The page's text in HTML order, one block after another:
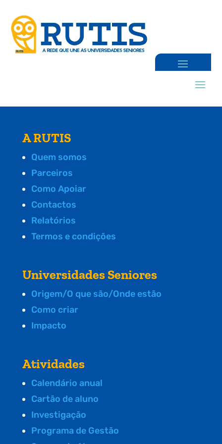
A RUTIS
Quem somos
Parceiros
Como Apoiar
Contactos
Relatórios
Termos e condições
Universidades Seniores
Origem/O que são/Onde estão
Como criar
Impacto
Atividades
Calendário anual
Cartão de aluno
Investigação
Programa de Gestão